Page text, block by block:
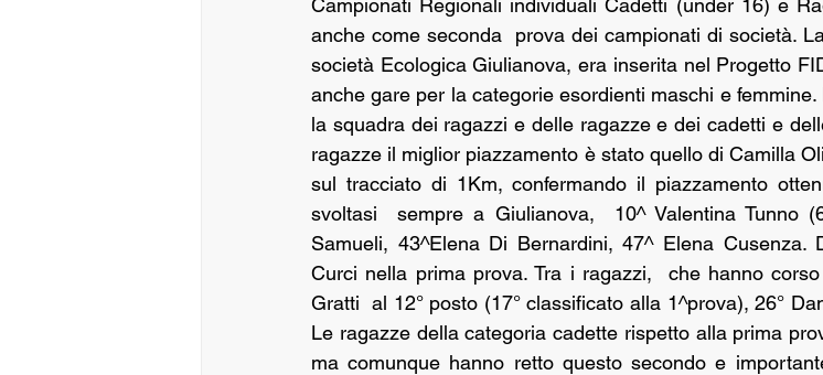
Campionati Regionali individuali Cadetti (under 16) e
anche come seconda  prova dei campionati di società.
società Ecologica Giulianova, era inserita nel Progetto
anche gare per la categorie esordienti maschi e femmine.
la squadra dei ragazzi e delle ragazze e dei cadetti e
ragazze il miglior piazzamento è stato quello di Camilla
sul tracciato di 1Km, confermando il piazzamento
svoltasi  sempre a Giulianova,  10^ Valentina Tunno
Samueli, 43^Elena Di Bernardini, 47^ Elena
Curci nella prima prova. Tra i ragazzi,  che hanno
Gratti  al 12° posto (17° classificato alla 1^prova), 26°
Le ragazze della categoria cadette rispetto alla prima
ma comunque hanno retto questo secondo e